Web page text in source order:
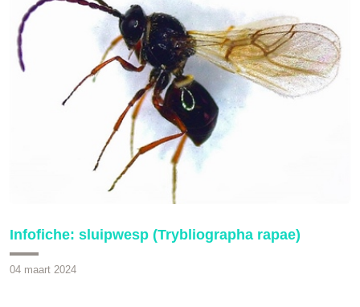
Infofiche: sluipwesp (Trybliographa rapae)
04 maart 2024